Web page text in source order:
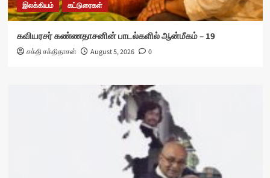
இலக்கியம் கட்டுரைகள்
கவியரசர் கண்ணதாசனின் பாடல்களில் ஆன்மீகம் – 19
சக்தி சக்திதாசன் August 5, 2026 0